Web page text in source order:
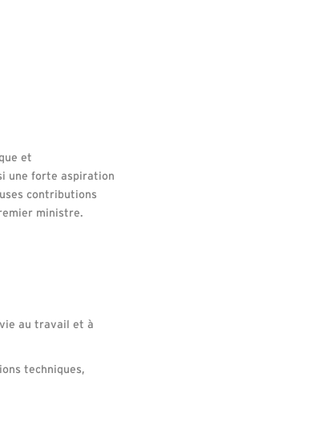
et
une forte aspiration
contributions
ministre.
au travail et à
techniques,